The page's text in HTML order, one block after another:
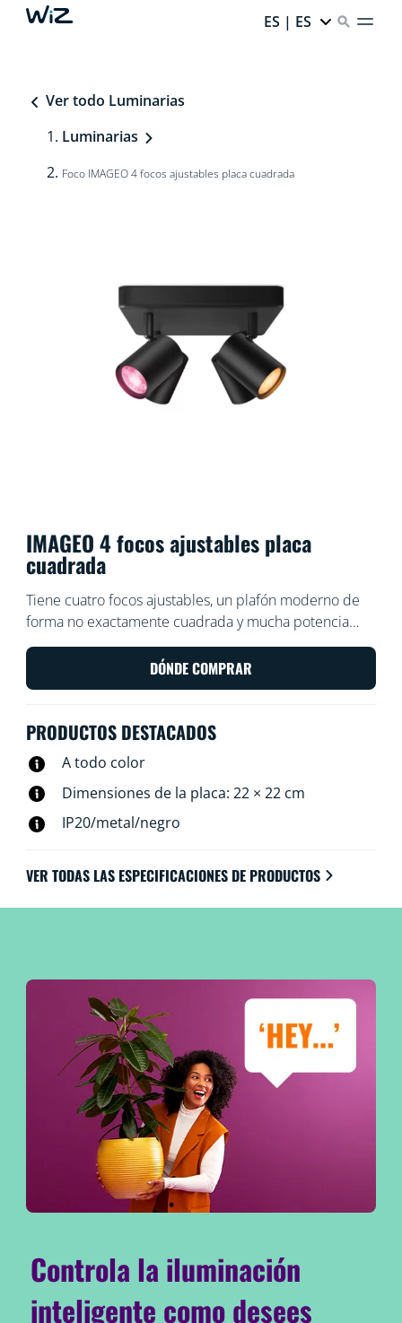
ES | ES
Ver todo Luminarias
Luminarias
Foco IMAGEO 4 focos ajustables placa cuadrada
IMAGEO 4 focos ajustables placa
cuadrada
Tiene cuatro focos ajustables, un plafón moderno de
forma no exactamente cuadrada y mucha potencia
para llenar de luz y color tu habitación en todas las
direcciones. Nuestras luminarias te ayudan a elegir la
escena de iluminación perfecta para cada actividad.
DÓNDE COMPRAR
PRODUCTOS DESTACADOS
A todo color
Dimensiones de la placa: 22 × 22 cm
IP20/metal/negro
VER TODAS LAS ESPECIFICACIONES DE PRODUCTOS
Controla la iluminación
inteligente como desees